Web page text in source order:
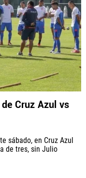
Cruz Azul vs
sábado, en Cruz Azul
de tres, sin Julio